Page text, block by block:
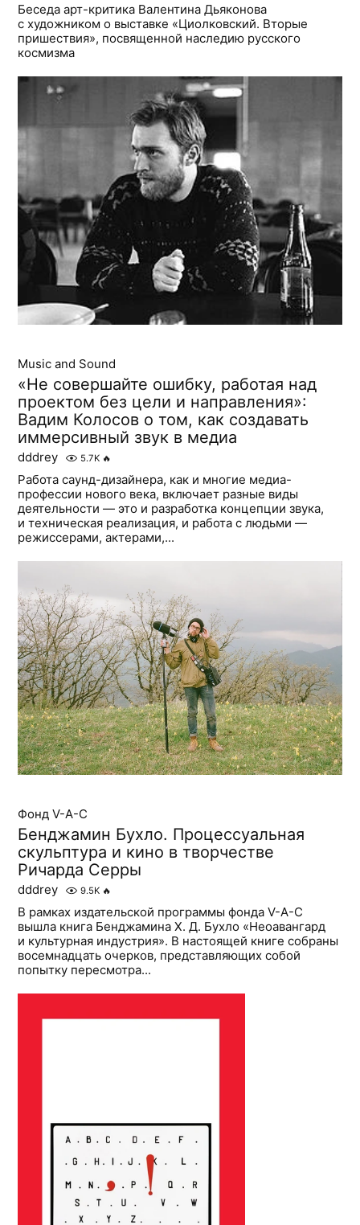
Беседа арт-критика Валентина Дьяконова
с художником о выставке «Циолковский. Вторые
пришествия», посвященной наследию русского
космизма
Music and Sound
«Не совершайте ошибку, работая над
проектом без цели и направления»:
Вадим Колосов о том, как создавать
иммерсивный звук в медиа
dddrey 5.7K 🔥
Работа саунд-дизайнера, как и многие медиа-
профессии нового века, включает разные виды
деятельности — это и разработка концепции звука,
и техническая реализация, и работа с людьми —
режиссерами, актерами,...
Фонд V-A-C
Бенджамин Бухло. Процессуальная
скульптура и кино в творчестве
Ричарда Серры
dddrey 9.5K 🔥
В рамках издательской программы фонда V-A-C
вышла книга Бенджамина Х. Д. Бухло «Неоавангард
и культурная индустрия». В настоящей книге собраны
восемнадцать очерков, представляющих собой
попытку пересмотра...